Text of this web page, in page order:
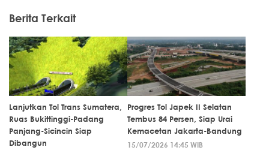
Berita Terkait
Lanjutkan Tol Trans Sumatera,
Ruas Bukittinggi-Padang
Panjang-Sicincin Siap
Dibangun
Progres Tol Japek II Selatan
Tembus 84 Persen, Siap Urai
Kemacetan Jakarta-Bandung
15/07/2026 14:45 WIB